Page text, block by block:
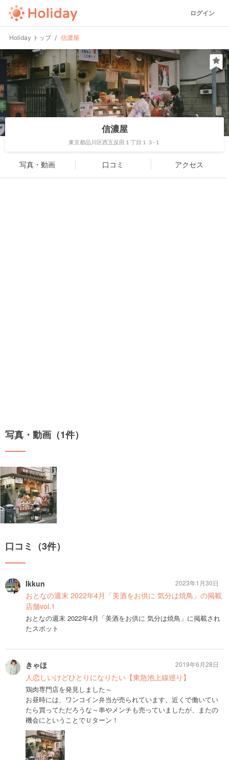
ログイン
Holiday トップ 信濃屋
信濃屋
東京都品川区西五反田１丁目１３-１
写真・動画 口コミ アクセス
写真・動画（1件）
口コミ（3件）
Ikkun
おとなの週末 2022年4月「美酒をお供に 気分は焼鳥」の掲載
店舗vol.1
おとなの週末 2022年4月「美酒をお供に 気分は焼鳥」に掲載され
たスポット
2023年1月30日
きゃほ
人恋しいけどひとりになりたい【東急池上線巡り】
鶏肉専門店を発見しました～
お昼時には、ワンコイン弁当が売られています。近くで働いてい
たら買ってただろうな～串やメンチも売っていましたが、またの
機会にということでＵターン！
2019年6月28日